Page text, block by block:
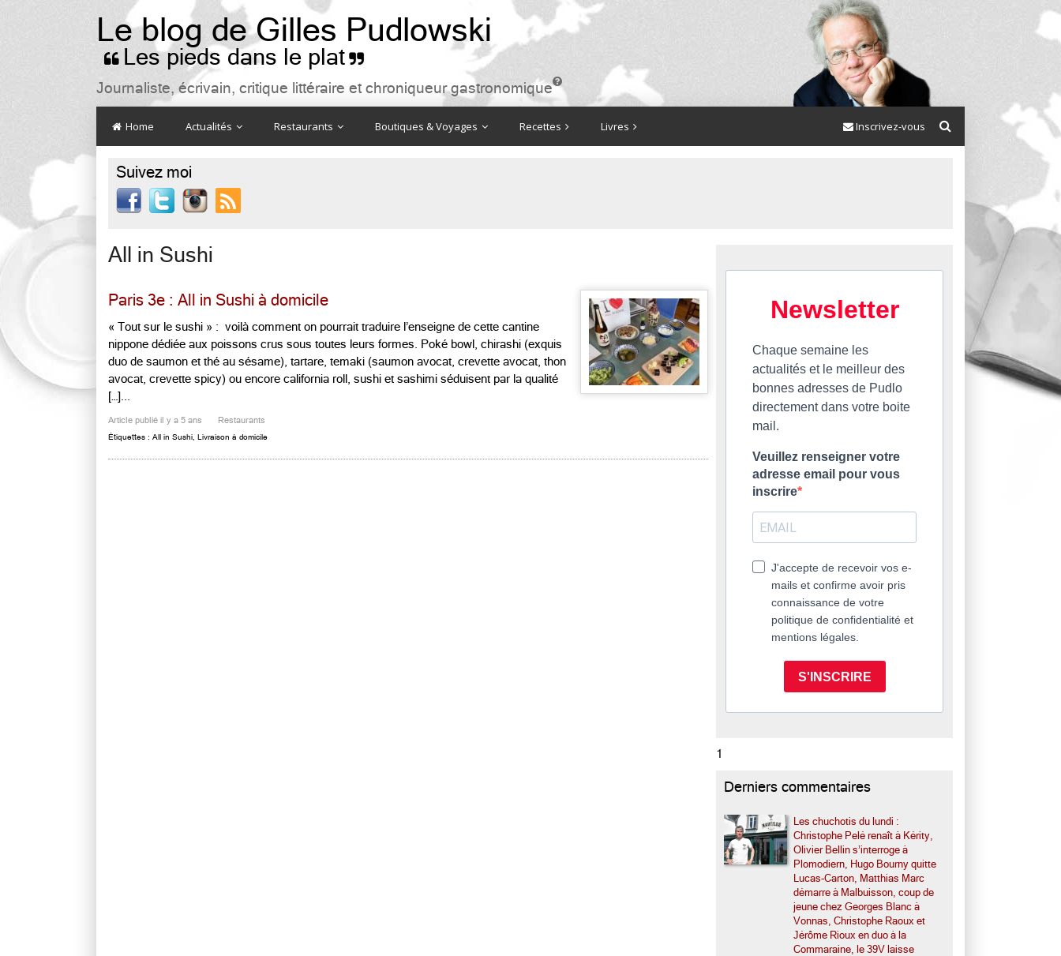
Le blog de Gilles Pudlowski
 Les pieds dans le plat 
Journaliste, écrivain, critique littéraire et chroniqueur gastronomique

Home Actualités Restaurants Boutiques & Voyages Recettes Livres Inscrivez-vous
Suivez moi

All in Sushi
Paris 3e : All in Sushi à domicile
« Tout sur le sushi » : voilà comment on pourrait traduire l’enseigne de cette cantine
nippone dédiée aux poissons crus sous toutes leurs formes. Poké bowl, chirashi (exquis
duo de saumon et thé au sésame), tartare, temaki (saumon avocat, crevette avocat, thon
avocat, crevette spicy) ou encore california roll, sushi et sashimi séduisent par la qualité
[…]...
Article publié il y a 5 ans Restaurants
Étiquettes : All in Sushi Livraison à domicile
Newsletter
Chaque semaine les
actualités et le meilleur des
bonnes adresses de Pudlo
directement dans votre boite
mail.
Veuillez renseigner votre
adresse email pour vous
inscrire
J'accepte de recevoir vos e-
mails et confirme avoir pris
connaissance de votre
politique de confidentialité et
mentions légales.
S'INSCRIRE
1
Derniers commentaires
Les chuchotis du lundi :
Christophe Pelé renaît à Kérity,
Olivier Bellin s’interroge à
Plomodiern, Hugo Bourny quitte
Lucas-Carton, Matthias Marc
démarre à Malbuisson, coup de
jeune chez Georges Blanc à
Vonnas, Christophe Raoux et
Jérôme Rioux en duo à la
Commaraine, le 39V laisse